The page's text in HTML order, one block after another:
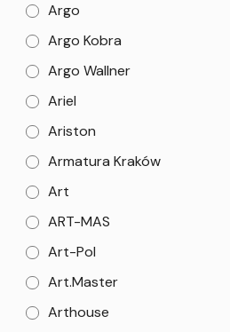
Argo
Argo Kobra
Argo Wallner
Ariel
Ariston
Armatura Kraków
Art
ART-MAS
Art-Pol
Art.Master
Arthouse